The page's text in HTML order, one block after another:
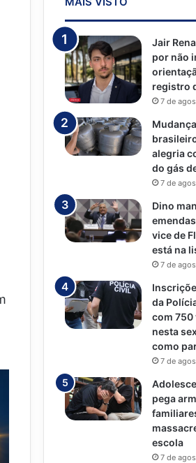
Jair
por não
registro
7 de
alegria
do gás
7 de
Dino
vice de
está na
7 de
da
com 750
nesta
como
7 de
pega
escola
7 de